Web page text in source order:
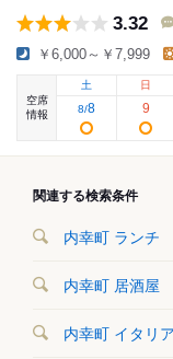
3.32
￥6,000～￥7,999
空席
情報
土
8/8
日
9
関連する検索条件
内幸町 ランチ
内幸町 居酒屋
内幸町 イタリ